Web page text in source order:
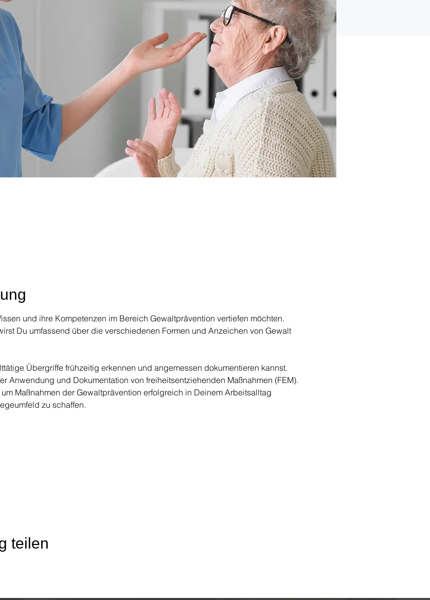
und ihre Kompetenzen im Bereich Gewaltprävention vertiefen möchten.
Du umfassend über die verschiedenen Formen und Anzeichen von Gewalt
Übergriffe frühzeitig erkennen und angemessen dokumentieren kannst.
Anwendung und Dokumentation von freiheitsentziehenden Maßnahmen (FEM).
Maßnahmen der Gewaltprävention erfolgreich in Deinem Arbeitsalltag
zu schaffen.
teilen